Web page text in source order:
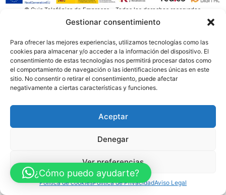
Gestionar consentimiento
Para ofrecer las mejores experiencias, utilizamos tecnologías como las
cookies para almacenar y/o acceder a la información del dispositivo. El
consentimiento de estas tecnologías nos permitirá procesar datos como
el comportamiento de navegación o las identificaciones únicas en este
sitio. No consentir o retirar el consentimiento, puede afectar
negativamente a ciertas características y funciones.
Aceptar
Denegar
Ver preferencias
Política de cookiesPolítica de PrivacidadAviso Legal
© Guia Telefónica de Empresas – Todos los derechos reservados.
¿Cómo puedo ayudarte?